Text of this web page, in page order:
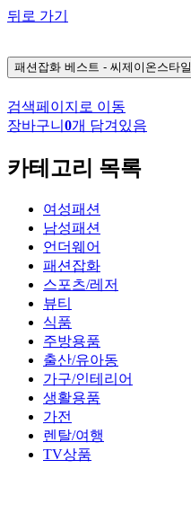
뒤로 가기
패션잡화 베스트 - 씨제이온스타일
검색페이지로 이동
장바구니 0개 담겨있음
카테고리 목록
여성패션
남성패션
언더웨어
패션잡화
스포츠/레저
뷰티
식품
주방용품
출산/유아동
가구/인테리어
생활용품
가전
렌탈/여행
TV상품